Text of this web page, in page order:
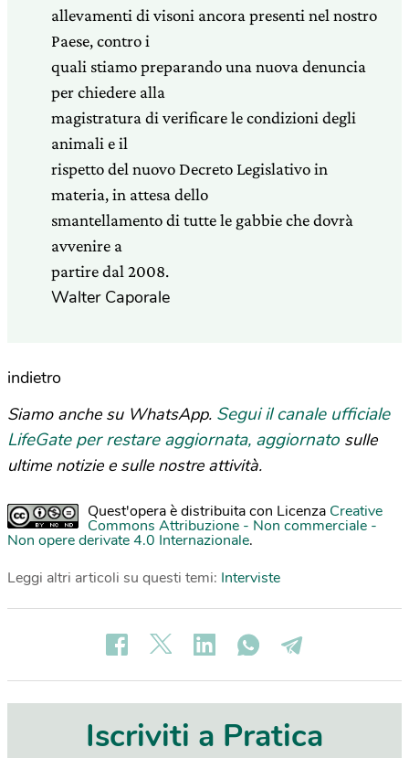
allevamenti di visoni ancora presenti nel nostro
Paese, contro i
quali stiamo preparando una nuova denuncia
per chiedere alla
magistratura di verificare le condizioni degli
animali e il
rispetto del nuovo Decreto Legislativo in
materia, in attesa dello
smantellamento di tutte le gabbie che dovrà
avvenire a
partire dal 2008.
Walter Caporale
indietro
Siamo anche su WhatsApp. Segui il canale ufficiale
LifeGate per restare aggiornata, aggiornato sulle
ultime notizie e sulle nostre attività.
Quest'opera è distribuita con Licenza Creative
Commons Attribuzione - Non commerciale -
Non opere derivate 4.0 Internazionale.
Leggi altri articoli su questi temi: Interviste
Iscriviti a Pratica